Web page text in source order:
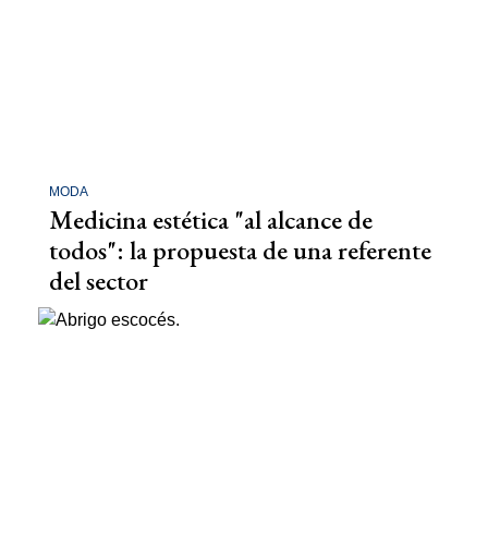
MODA
Medicina estética "al alcance de
todos": la propuesta de una referente
del sector